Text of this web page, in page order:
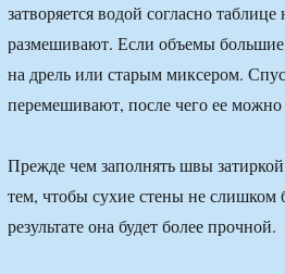
затворяется водой согласно
размешивают. Если объемы
на дрель или старым миксером.
перемешивают, после чего ее
Прежде чем заполнять швы
тем, чтобы сухие стены не слишком
результате она будет более прочной.